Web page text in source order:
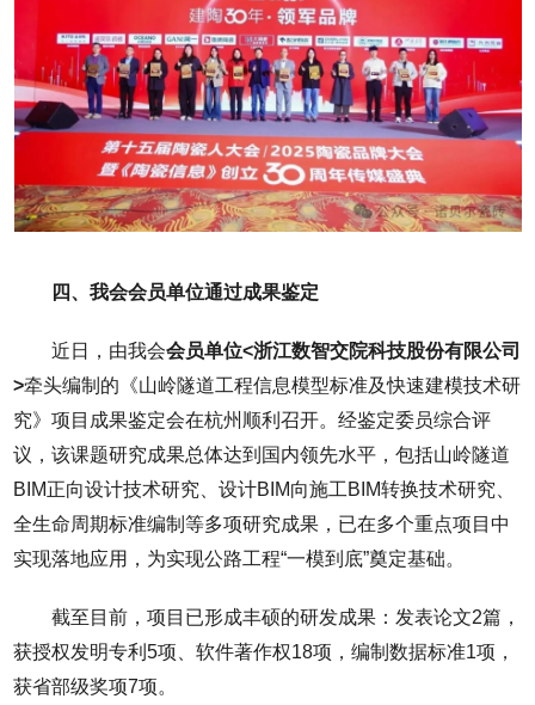
四、我会会员单位通过成果鉴定
近日，由我会会员单位<浙江数智交院科技股份有限公司
>牵头编制的《山岭隧道工程信息模型标准及快速建模技术研
究》项目成果鉴定会在杭州顺利召开。经鉴定委员综合评
议，该课题研究成果总体达到国内领先水平，包括山岭隧道
BIM正向设计技术研究、设计BIM向施工BIM转换技术研究、
全生命周期标准编制等多项研究成果，已在多个重点项目中
实现落地应用，为实现公路工程“一模到底”奠定基础。
截至目前，项目已形成丰硕的研发成果：发表论文2篇，
获授权发明专利5项、软件著作权18项，编制数据标准1项，
获省部级奖项7项。